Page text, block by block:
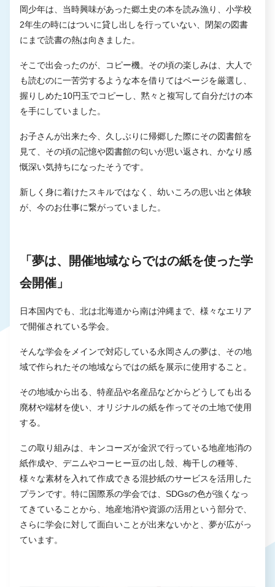
岡少年は、当時興味があった郷土史の本を読み漁り、小学校
2年生の時にはついに貸し出しを行っていない、閉架の図書
にまで読書の熱は向きました。
そこで出会ったのが、コピー機。その頃の楽しみは、大人で
も読むのに一苦労するような本を借りてはページを厳選し、
握りしめた10円玉でコピーし、黙々と複写して自分だけの本
を手にしていました。
お子さんが出来た今、久しぶりに帰郷した際にその図書館を
見て、その頃の記憶や図書館の匂いが思い返され、かなり感
慨深い気持ちになったそうです。
新しく身に着けたスキルではなく、幼いころの思い出と体験
が、今のお仕事に繋がっていました。
「夢は、開催地域ならではの紙を使った学
会開催」
日本国内でも、北は北海道から南は沖縄まで、様々なエリア
で開催されている学会。
そんな学会をメインで対応している永岡さんの夢は、その地
域で作られたその地域ならではの紙を展示に使用すること。
その地域から出る、特産品や名産品などからどうしても出る
廃材や端材を使い、オリジナルの紙を作ってその土地で使用
する。
この取り組みは、キンコーズが金沢で行っている地産地消の
紙作成や、デニムやコーヒー豆の出し殻、梅干しの種等、
様々な素材を入れて作成できる混抄紙のサービスを活用した
プランです。特に国際系の学会では、SDGsの色が強くなっ
てきていることから、地産地消や資源の活用という部分で、
さらに学会に対して面白いことが出来ないかと、夢が広がっ
ています。